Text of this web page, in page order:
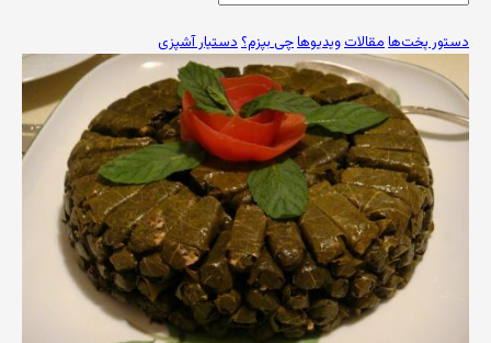
دستور پخت‌هامقالاتویدیوهاچی بپزم؟دستیار آشپزی